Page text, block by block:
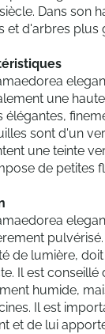
Dans son
et d'arbres plus
une
élégantes,
sont d'un
une teinte
de petites
de lumière,
Il est
humide,
Il est
et de lui